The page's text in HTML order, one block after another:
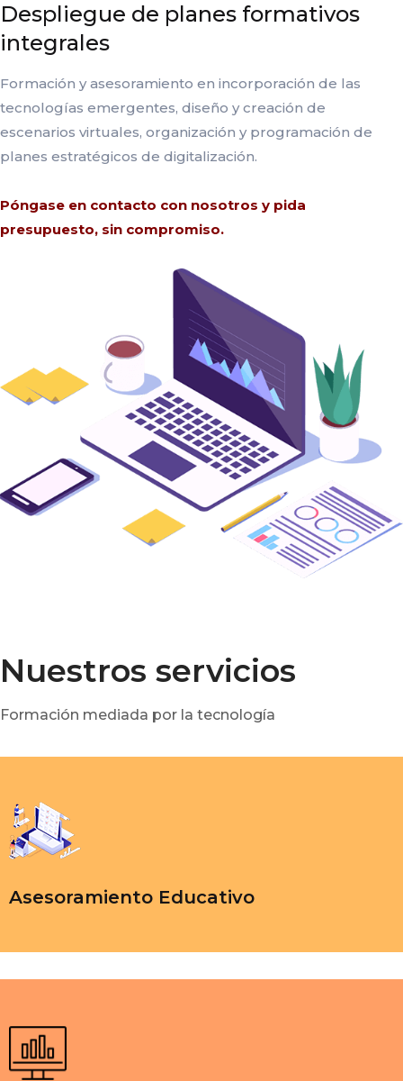
Despliegue de planes formativos
integrales
Formación y asesoramiento en incorporación de las
tecnologías emergentes, diseño y creación de
escenarios virtuales, organización y programación de
planes estratégicos de digitalización.
Póngase en contacto con nosotros y pida
presupuesto, sin compromiso.
Nuestros servicios
Formación mediada por la tecnología
Asesoramiento Educativo